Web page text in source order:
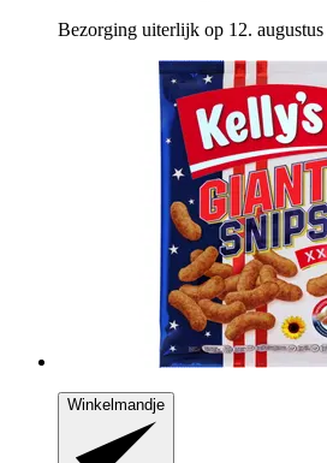
Bezorging uiterlijk op 12. augustus
Winkelmandje